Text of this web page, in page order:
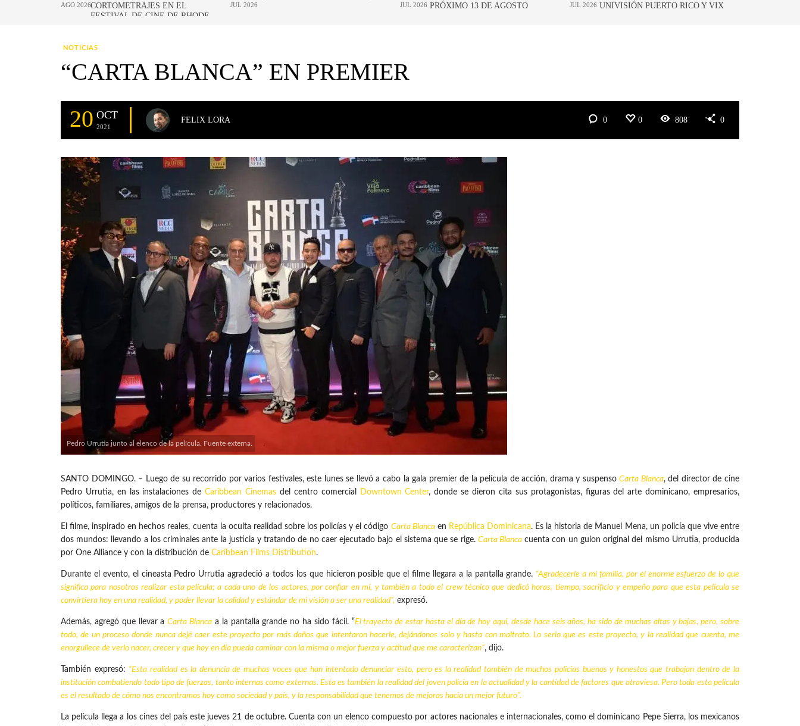
NOTICIAS
“CARTA BLANCA” EN PREMIER
20 OCT
2021
FELIX LORA 0 0 808 0
Pedro Urrutia junto al elenco de la película. Fuente externa.
SANTO DOMINGO. – Luego de su recorrido por varios festivales, este lunes se llevó a cabo la gala premier de la película de acción, drama y suspensoCarta Blanca, del director de cine
Pedro Urrutia, en las instalaciones deCaribbean Cinemas del centro comercial Downtown Center, donde se dieron cita sus protagonistas, figuras del arte dominicano, empresarios,
políticos, familiares, amigos de la prensa, productores y relacionados.
El filme, inspirado en hechos reales, cuenta la oculta realidad sobre los policías y el código Carta Blancaen República Dominicana. Es la historia de Manuel Mena, un policía que vive entre
dos mundos: llevando a los criminales ante la justicia y tratando de no caer ejecutado bajo el sistema que se rige. Carta Blancacuenta con un guion original del mismo Urrutia, producida
por One Alliance y con la distribución de Caribbean Films Distribution.
Durante el evento, el cineasta Pedro Urrutia agradeció a todos los que hicieron posible que el filme llegara a la pantalla grande. “Agradecerle a mi familia, por el enorme esfuerzo de lo que
significa para nosotros realizar esta película; a cada uno de los actores, por confiar en mí, y también a todo el crew técnico que dedicó horas, tiempo, sacrificio y empeño para que esta película se
convirtiera hoy en una realidad, y poder llevar la calidad y estándar de mi visión a ser una realidad”, expresó.
Además, agregó que llevar aCarta Blanca a la pantalla grande no ha sido fácil. “El trayecto de estar hasta el día de hoy aquí, desde hace seis años, ha sido de muchas altas y bajas, pero, sobre
todo, de un proceso donde nunca dejé caer este proyecto por más daños que intentaron hacerle, dejándonos solo y hasta con maltrato. Lo serio que es este proyecto, y la realidad que cuenta, me
enorgullece de verlo nacer, crecer y que hoy en día pueda caminar con la misma o mejor fuerza y actitud que me caracterizan”, dijo.
También expresó: “Esta realidad es la denuncia de muchas voces que han intentado denunciar esto, pero es la realidad también de muchos policías buenos y honestos que trabajan dentro de la
institución combatiendo todo tipo de fuerzas, tanto internas como externas. Esta es también la realidad del joven policía en la actualidad y la cantidad de factores que atraviesa. Pero toda esta película
es el resultado de cómo nos encontramos hoy como sociedad y país, y la responsabilidad que tenemos de mejoras hacia un mejor futuro”.
La película llega a los cines del país este jueves 21 de octubre. Cuenta con un elenco compuesto por actores nacionales e internacionales, como el dominicano Pepe Sierra, los mexicanos